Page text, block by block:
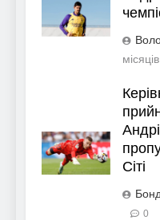
Сіті
0